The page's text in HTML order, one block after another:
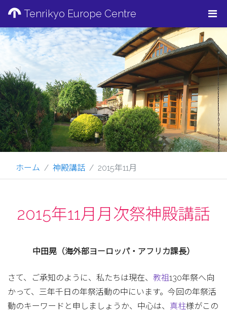
Tenrikyo Europe Centre
ホーム 神殿講話 2015年11月
2015年11月月次祭神殿講話
中田晃（海外部ヨーロッパ・アフリカ課長）
さて、ご承知のように、私たちは現在、 教祖130年祭へ向
かって、三年千日の年祭活動の中にいます。今回の年祭活
動のキーワードと申しましょうか、中心は、 真柱様がこの